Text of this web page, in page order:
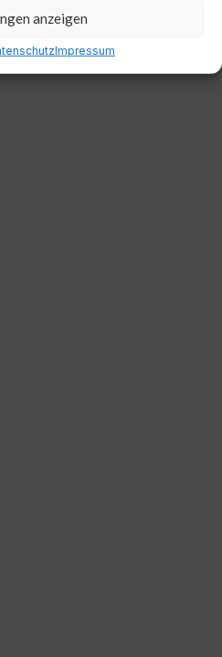
anzeigen
Impressum